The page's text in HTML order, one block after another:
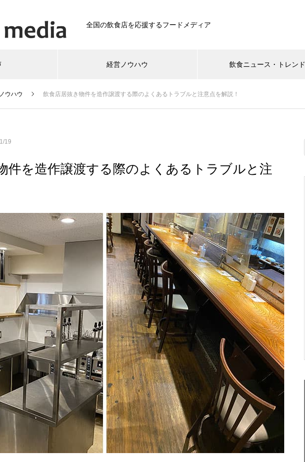
全国の飲食店を応援するフードメディア
経営ノウハウ 飲食ニュース・トレンド
ウハウ 飲食店居抜き物件を造作譲渡する際のよくあるトラブルと注意点を解説！
19
件を造作譲渡する際のよくあるトラブルと注